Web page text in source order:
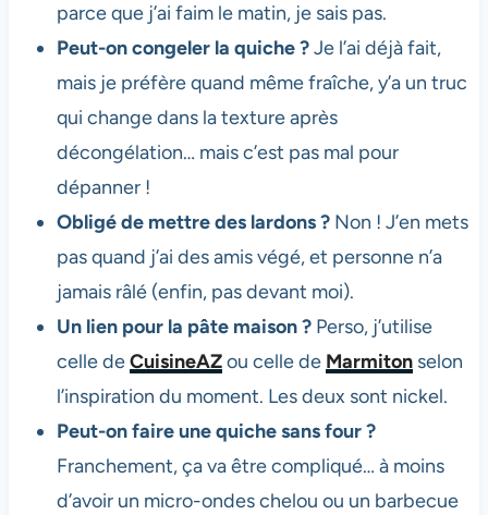
parce que j’ai faim le matin, je sais pas.
Peut-on congeler la quiche ?Je l’ai déjà fait,
mais je préfère quand même fraîche, y’a un truc
qui change dans la texture après
décongélation… mais c’est pas mal pour
dépanner !
Obligé de mettre des lardons ?Non ! J’en mets
pas quand j’ai des amis végé, et personne n’a
jamais râlé (enfin, pas devant moi).
Un lien pour la pâte maison ?Perso, j’utilise
celle deCuisineAZou celle de Marmitonselon
l’inspiration du moment. Les deux sont nickel.
Peut-on faire une quiche sans four ?
Franchement, ça va être compliqué… à moins
d’avoir un micro-ondes chelou ou un barbecue